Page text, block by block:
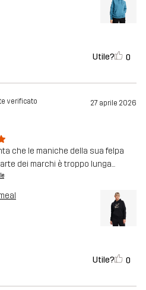
Utile? 0
verificato 27 aprile 2026
che le maniche della sua felpa
dei marchi è troppo lunga...
Utile? 0